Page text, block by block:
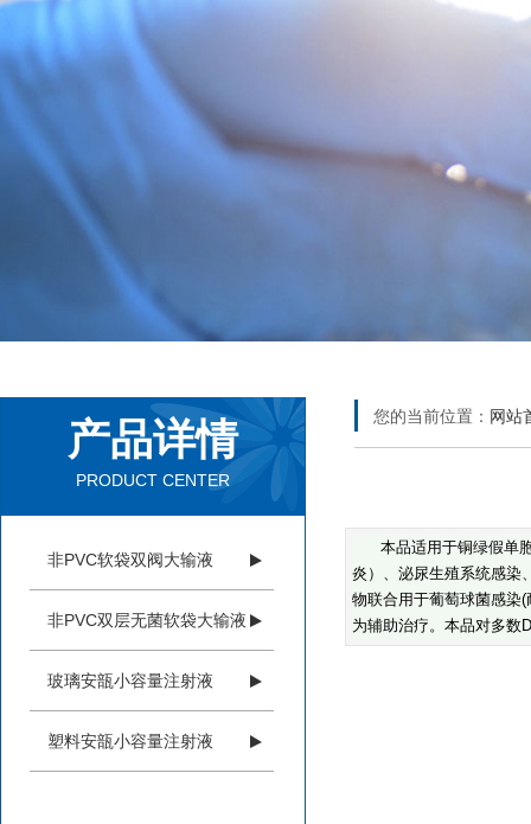
产品详情
PRODUCT CENTER
非PVC软袋双阀大输液
非PVC双层无菌软袋大输液
玻璃安瓿小容量注射液
塑料安瓿小容量注射液
您的当前位置： 网站
本品适用于铜绿假单
炎）、泌尿生殖系统感染
物联合用于葡萄球菌感染
为辅助治疗。本品对多数